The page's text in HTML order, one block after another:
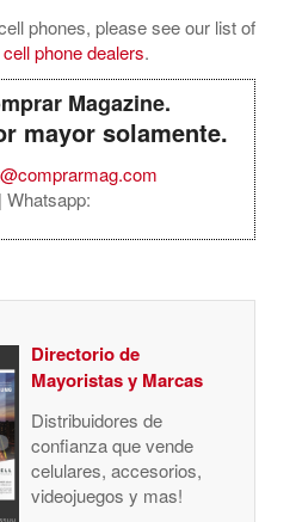
phones, please see our list of
phone dealers.
Magazine.
mayor solamente.
| Whatsapp:
Directorio de
Mayoristas y Marcas
Distribuidores de
confianza que vende
celulares, accesorios,
videojuegos y mas!